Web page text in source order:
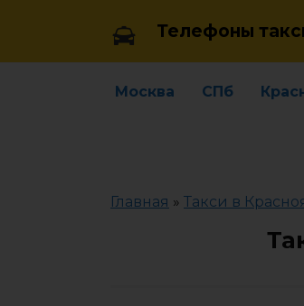
Телефоны
Москва СПб
Главная » Такси в